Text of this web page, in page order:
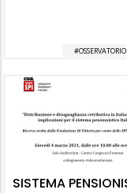
SISTEMA